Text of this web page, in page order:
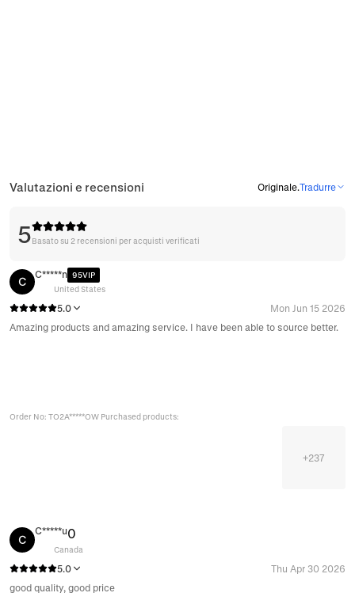
Valutazioni e recensioni Originale.Tradurre
5Basato su 2 recensioni per acquisti verificati
C
C*****n 95VIP
United States
5.0
Mon Jun 15 2026
Amazing products and amazing service. I have been able to source better.
Order No: TO2A*****OW Purchased products:
+237
C
C*****u0
Canada
5.0
Thu Apr 30 2026
good quality, good price